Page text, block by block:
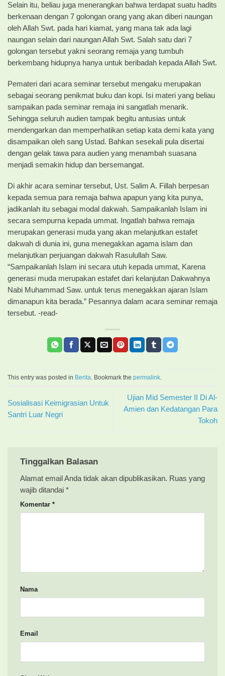
Selain itu, beliau juga menerangkan bahwa terdapat suatu hadits
berkenaan dengan 7 golongan orang yang akan diberi naungan
oleh Allah Swt. pada hari kiamat, yang mana tak ada lagi
naungan selain dari naungan Allah Swt. Salah satu dari 7
golongan tersebut yakni seorang remaja yang tumbuh
berkembang hidupnya hanya untuk beribadah kepada Allah Swt.
Pemateri dari acara seminar tersebut mengaku merupakan
sebagai seorang penikmat buku dan kopi. Isi materi yang beliau
sampaikan pada seminar remaja ini sangatlah menarik.
Sehingga seluruh audien tampak begitu antusias untuk
mendengarkan dan memperhatikan setiap kata demi kata yang
disampaikan oleh sang Ustad. Bahkan sesekali pula disertai
dengan gelak tawa para audien yang menambah suasana
menjadi semakin hidup dan bersemangat.
Di akhir acara seminar tersebut, Ust. Salim A. Fillah berpesan
kepada semua para remaja bahwa apapun yang kita punya,
jadikanlah itu sebagai modal dakwah. Sampaikanlah Islam ini
secara sempurna kepada ummat. Ingatlah bahwa remaja
merupakan generasi muda yang akan melanjutkan estafet
dakwah di dunia ini, guna menegakkan agama islam dan
melanjutkan perjuangan dakwah Rasulullah Saw.
“Sampaikanlah Islam ini secara utuh kepada ummat, Karena
generasi muda merupakan estafet dari kelanjutan Dakwahnya
Nabi Muhammad Saw. untuk terus menegakkan ajaran Islam
dimanapun kita berada.” Pesannya dalam acara seminar remaja
tersebut. -read-
This entry was posted in Berita . Bookmark the permalink
Sosialisasi Keimigrasian Untuk
Santri Luar Negri
Ujian Mid Semester II Di Al-
Amien dan Kedatangan Para
Tokoh
Tinggalkan Balasan
Alamat email Anda tidak akan dipublikasikan. Ruas yang
wajib ditandai *
Komentar *
Nama
Email